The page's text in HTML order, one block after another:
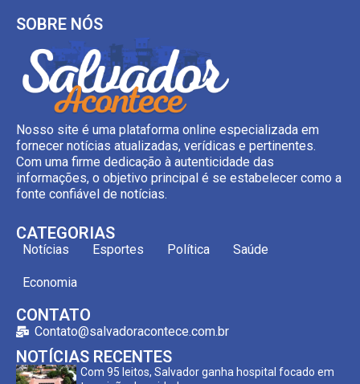
SOBRE NÓS
Nosso site é uma plataforma online especializada em
fornecer notícias atualizadas, verídicas e pertinentes.
Com uma firme dedicação à autenticidade das
informações, o objetivo principal é se estabelecer como a
fonte confiável de notícias.
CATEGORIAS
Notícias Esportes Política Saúde
Economia
CONTATO
Contato@salvadoracontece.com.br
NOTÍCIAS RECENTES
Com 95 leitos, Salvador ganha hospital focado em